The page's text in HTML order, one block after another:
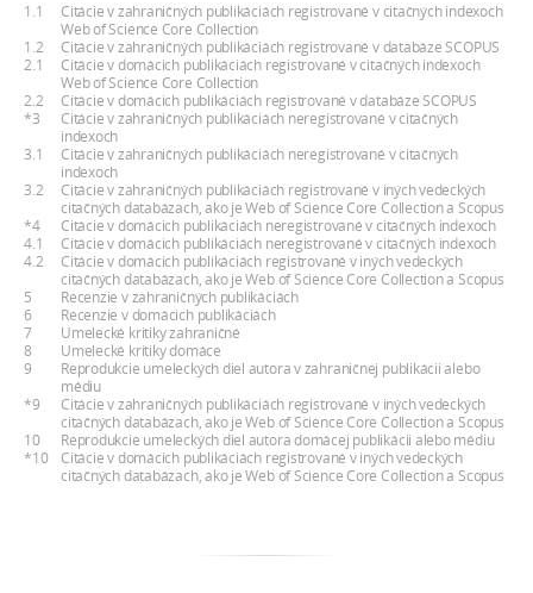
k
o
c
h
A
V
1.1
Citácie v zahraničných publikáciách registrované v citačných indexoch
Web of Science Core Collection
1.2
Citácie v zahraničných publikáciách registrované v databáze SCOPUS
2.1
Citácie v domácich publikáciách registrované v citačných indexoch
Web of Science Core Collection
2.2
Citácie v domácich publikáciách registrované v databáze SCOPUS
*3
Citácie v zahraničných publikáciách neregistrované v citačných
indexoch
3.1
Citácie v zahraničných publikáciách neregistrované v citačných
indexoch
3.2
Citácie v zahraničných publikáciách registrované v iných vedeckých
citačných databázach, ako je Web of Science Core Collection a Scopus
*4
Citácie v domácich publikáciách neregistrované v citačných indexoch
4.1
Citácie v domácich publikáciách neregistrované v citačných indexoch
4.2
Citácie v domácich publikáciách registrované v iných vedeckých
citačných databázach, ako je Web of Science Core Collection a Scopus
5
Recenzie v zahraničných publikáciách
6
Recenzie v domácich publikáciách
7
Umelecké kritiky zahraničné
8
Umelecké kritiky domáce
9
Reprodukcie umeleckých diel autora v zahraničnej publikácii alebo
médiu
*9
Citácie v zahraničných publikáciách registrované v iných vedeckých
citačných databázach, ako je Web of Science Core Collection a Scopus
10
Reprodukcie umeleckých diel autora domácej publikácii alebo médiu
*10
Citácie v domácich publikáciách registrované v iných vedeckých
citačných databázach, ako je Web of Science Core Collection a Scopus